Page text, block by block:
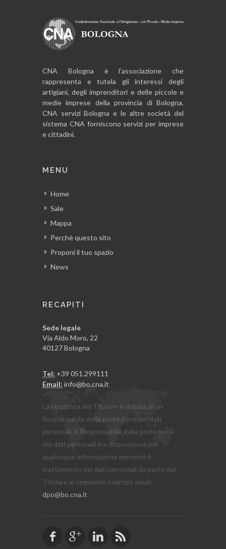
CNA Bologna è l’associazione che
rappresenta e tutela gli interessi degli
artigiani, degli imprenditori e delle piccole e
medie imprese della provincia di Bologna.
CNA servizi Bologna e le altre società del
sistema CNA forniscono servizi per imprese
e cittadini.
MENU
Home
Sale
Mappa
Perchè questo sito
Proponi il tuo spazio
News
RECAPITI
Sede legale
Via Aldo Moro, 22
40127 Bologna
Tel: +39 051.299111
Email: info@bo.cna.it
La struttura del Titolare è dotata di un
Responsabile della protezione dei dati
personali. Il Responsabile della protezione
dei dati personali è a disposizione per
qualunque informazione inerente il
trattamento dei dati personali da parte del
Titolare al seguente indirizzo email:
dpo@bo.cna.it